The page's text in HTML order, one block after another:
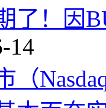
了！因
14
（